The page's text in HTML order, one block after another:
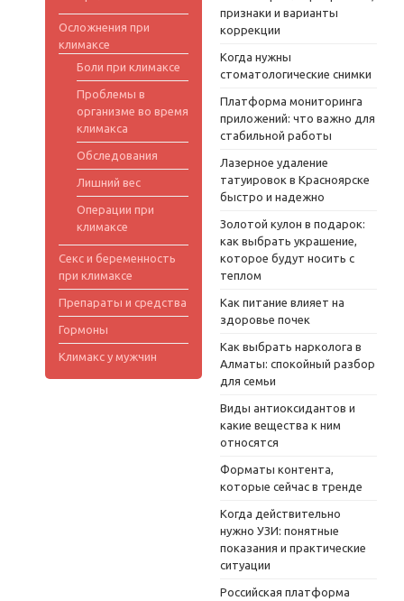
Осложнения при
климаксе
Боли при климаксе
Проблемы в
организме во время
климакса
Обследования
Лишний вес
Операции при
климаксе
Секс и беременность
при климаксе
Препараты и средства
Гормоны
Климакс у мужчин
признаки и варианты
коррекции
Когда нужны
стоматологические снимки
Платформа мониторинга
приложений: что важно для
стабильной работы
Лазерное удаление
татуировок в Красноярске
быстро и надежно
Золотой кулон в подарок:
как выбрать украшение,
которое будут носить с
теплом
Как питание влияет на
здоровье почек
Как выбрать нарколога в
Алматы: спокойный разбор
для семьи
Виды антиоксидантов и
какие вещества к ним
относятся
Форматы контента,
которые сейчас в тренде
Когда действительно
нужно УЗИ: понятные
показания и практические
ситуации
Российская платформа